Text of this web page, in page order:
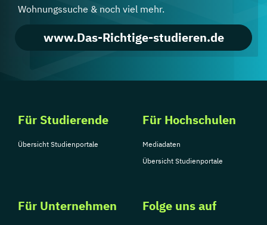
Wohnungssuche & noch viel mehr.
www.Das-Richtige-studieren.de
Für Studierende
Übersicht Studienportale
Für Hochschulen
Mediadaten
Übersicht Studienportale
Für Unternehmen Folge uns auf